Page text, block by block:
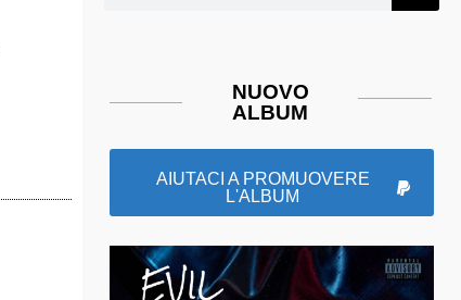
NUOVO
ALBUM
AIUTACI A PROMUOVERE
L'ALBUM